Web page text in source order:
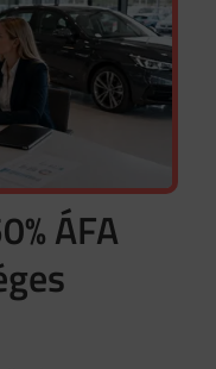
ÁFA